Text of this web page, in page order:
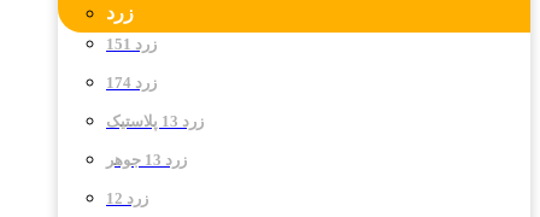
زرد
زرد 151
زرد 174
زرد 13 پلاستیک
زرد 13 جوهر
زرد 12